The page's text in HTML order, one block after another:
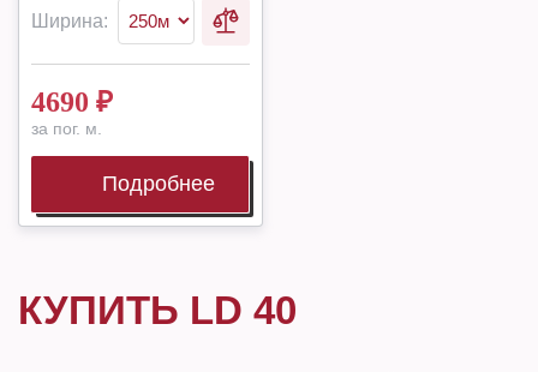
Ширина:
4690 ₽
за пог. м.
Подробнее
КУПИТЬ LD 40